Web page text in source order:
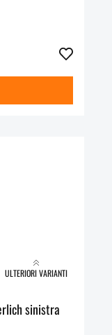
montare con protezione della
ULTERIORI VARIANTI
sinistra